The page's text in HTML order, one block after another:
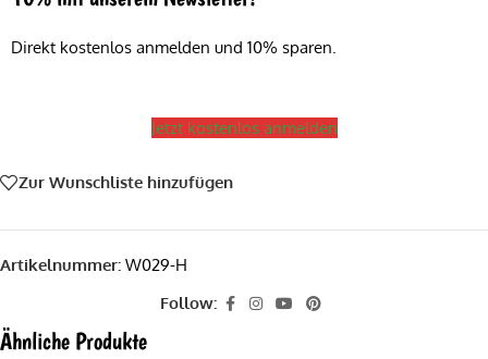
Direkt kostenlos anmelden und 10% sparen.
Jetzt kostenlos anmelden
Zur Wunschliste hinzufügen
Artikelnummer: W029-H
Follow:
Ähnliche Produkte